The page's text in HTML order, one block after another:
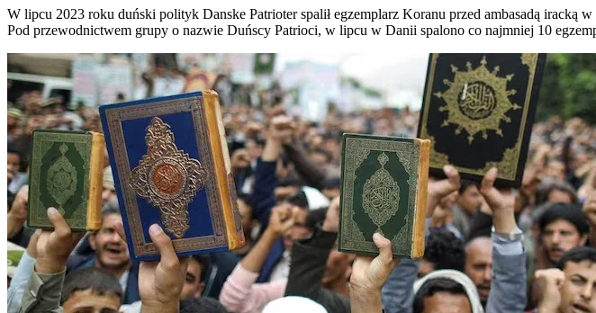
W lipcu 2023 roku duński polityk Danske Patrioter spalił egzemplarz Koranu przed ambasadą iracką
Pod przewodnictwem grupy o nazwie Duńscy Patrioci, w lipcu w Danii spalono co najmniej 10